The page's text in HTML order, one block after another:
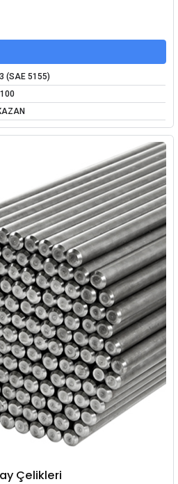
(SAE 5155)
Çelikleri